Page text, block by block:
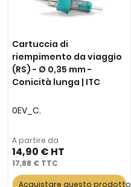
Cartuccia di
riempimento da viaggio
(RS) - Ø 0,35 mm -
Conicità lunga | ITC
0EV_C.
A partire da
14,90 €
17,88 €
Acquistare questo prodotto